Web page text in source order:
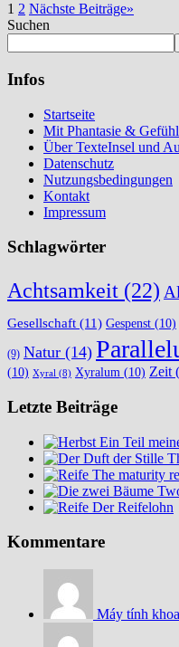
1 2 Nächste Beiträge»
Suchen
Infos
Startseite
Mit Phantasie &
Über TexteInsel und
Datenschutz
Nutzungsbedingungen
Kontakt
Impressum
Schlagwörter
Achtsamkeit (22)
Gesellschaft (11) Gespenst (10)
(9) Natur (14)
(10) Xyral (8) Xyralum (10) Zeit
Letzte Beiträge
Ein Teil
The maturity
Der Reifelohn
Kommentare
Máy tính